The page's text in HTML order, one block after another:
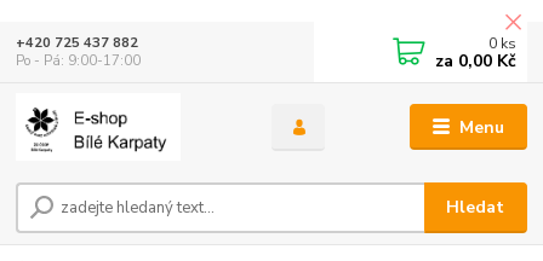
Menu
Hledat
+420 725 437 882
Po - Pá: 9:00-17:00
0 ks
za 0,00 Kč